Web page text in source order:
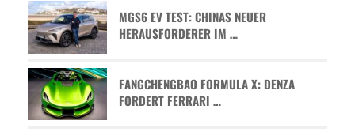
MGS6 EV TEST: CHINAS NEUER
HERAUSFORDERER IM …
FANGCHENGBAO FORMULA X: DENZA
FORDERT FERRARI …